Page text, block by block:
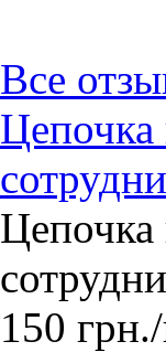
Все
150 грн.